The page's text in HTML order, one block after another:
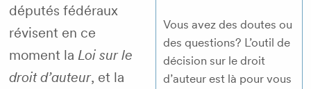
Vous avez des doutes ou
des questions? L’outil de
décision sur le droit
d’auteur est là pour vous
députés fédéraux
révisent en ce
moment la Loi sur le
droit d’auteur, et la